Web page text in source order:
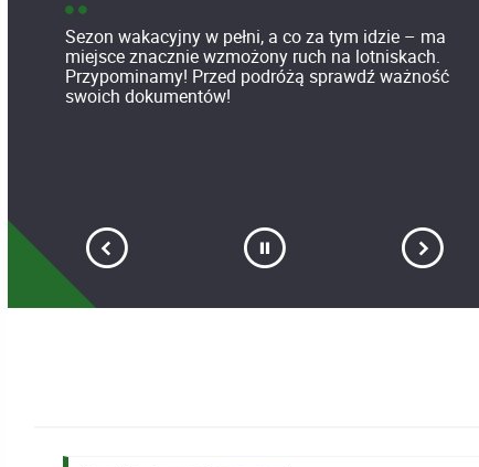
Sezon wakacyjny w pełni, a co za tym idzie – ma
miejsce znacznie wzmożony ruch na lotniskach.
Przypominamy! Przed podróżą sprawdź ważność
swoich dokumentów!